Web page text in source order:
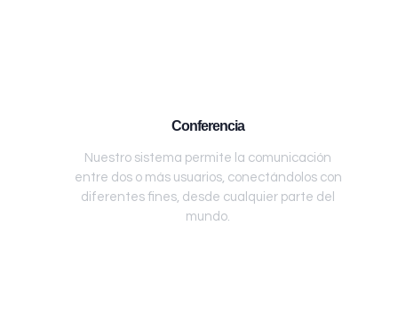
Conferencia
Nuestro sistema permite la comunicación
entre dos o más usuarios, conectándolos con
diferentes fines, desde cualquier parte del
mundo.